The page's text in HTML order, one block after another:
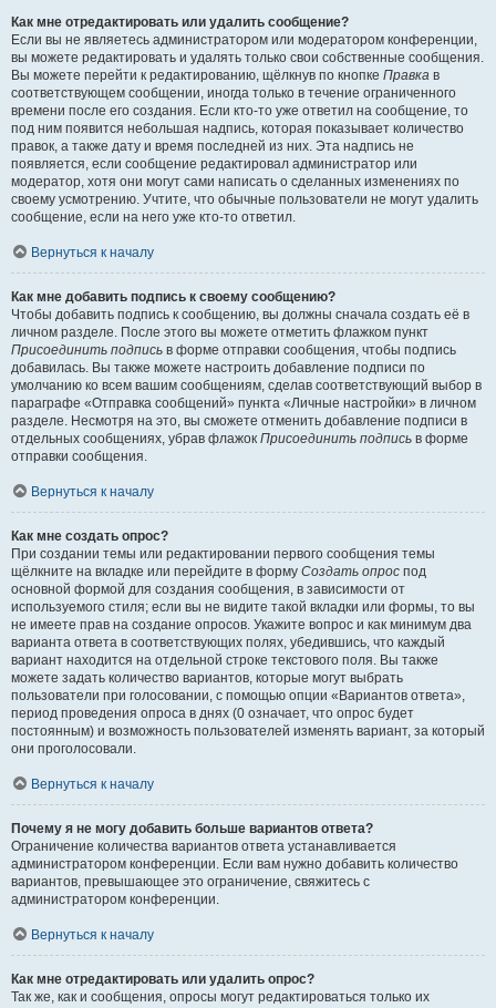
Как мне отредактировать или удалить сообщение?
Если вы не являетесь администратором или модератором конференции,
вы можете редактировать и удалять только свои собственные сообщения.
Вы можете перейти к редактированию, щёлкнув по кнопке Правка в
соответствующем сообщении, иногда только в течение ограниченного
времени после его создания. Если кто-то уже ответил на сообщение, то
под ним появится небольшая надпись, которая показывает количество
правок, а также дату и время последней из них. Эта надпись не
появляется, если сообщение редактировал администратор или
модератор, хотя они могут сами написать о сделанных изменениях по
своему усмотрению. Учтите, что обычные пользователи не могут удалить
сообщение, если на него уже кто-то ответил.
Вернуться к началу
Как мне добавить подпись к своему сообщению?
Чтобы добавить подпись к сообщению, вы должны сначала создать её в
личном разделе. После этого вы можете отметить флажком пункт
Присоединить подпись в форме отправки сообщения, чтобы подпись
добавилась. Вы также можете настроить добавление подписи по
умолчанию ко всем вашим сообщениям, сделав соответствующий выбор в
параграфе «Отправка сообщений» пункта «Личные настройки» в личном
разделе. Несмотря на это, вы сможете отменить добавление подписи в
отдельных сообщениях, убрав флажок Присоединить подпись в форме
отправки сообщения.
Вернуться к началу
Как мне создать опрос?
При создании темы или редактировании первого сообщения темы
щёлкните на вкладке или перейдите в форму Создать опрос под
основной формой для создания сообщения, в зависимости от
используемого стиля; если вы не видите такой вкладки или формы, то вы
не имеете прав на создание опросов. Укажите вопрос и как минимум два
варианта ответа в соответствующих полях, убедившись, что каждый
вариант находится на отдельной строке текстового поля. Вы также
можете задать количество вариантов, которые могут выбрать
пользователи при голосовании, с помощью опции «Вариантов ответа»,
период проведения опроса в днях (0 означает, что опрос будет
постоянным) и возможность пользователей изменять вариант, за который
они проголосовали.
Вернуться к началу
Почему я не могу добавить больше вариантов ответа?
Ограничение количества вариантов ответа устанавливается
администратором конференции. Если вам нужно добавить количество
вариантов, превышающее это ограничение, свяжитесь с
администратором конференции.
Вернуться к началу
Как мне отредактировать или удалить опрос?
Так же, как и сообщения, опросы могут редактироваться только их